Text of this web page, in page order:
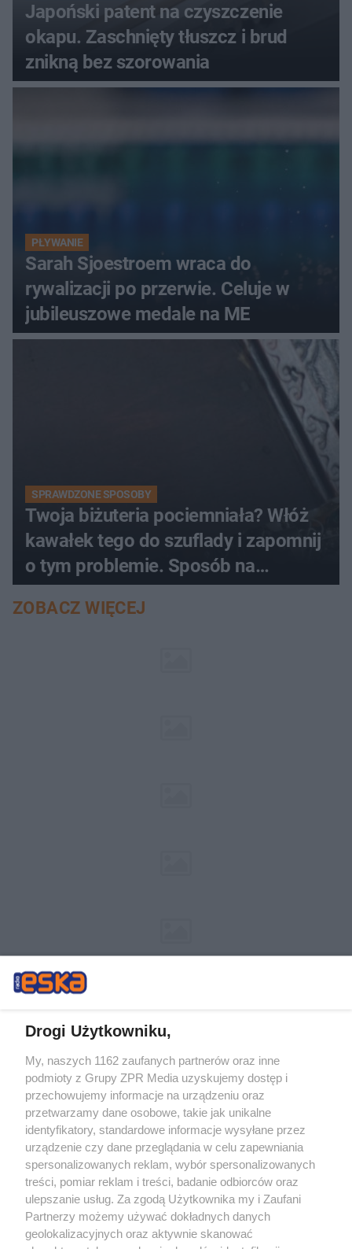
Japoński patent na czyszczenie
okapu. Zaschnięty tłuszcz i brud
znikną bez szorowania
PŁYWANIE
Sarah Sjoestroem wraca do
rywalizacji po przerwie. Celuje w
jubileuszowe medale na ME
SPRAWDZONE SPOSOBY
Twoja biżuteria pociemniała? Włóż
kawałek tego do szuflady i zapomnij
o tym problemie. Sposób na
pociemniałą biżuterię
ZOBACZ WIĘCEJ
Żaden utwór zamieszczony w serwisie nie może być powielany i
rozpowszechniany lub dalej rozpowszechniany w jakikolwiek sposób (w
tym także elektroniczny lub mechaniczny) na jakimkolwiek polu
eksploatacji w jakiejkolwiek formie, włącznie z umieszczaniem w Internecie
bez pisemnej zgody właściciela praw. Jakiekolwiek użycie lub
wykorzystanie utworów w całości lub w części z naruszeniem prawa, tzn.
bez właściwej zgody, jest zabronione pod groźbą kary i może być ścigane
prawnie.
Drogi Użytkowniku,
My, naszych 1162 zaufanych partnerów oraz inne
podmioty z Grupy ZPR Media uzyskujemy dostęp i
przechowujemy informacje na urządzeniu oraz
przetwarzamy dane osobowe, takie jak unikalne
identyfikatory, standardowe informacje wysyłane przez
urządzenie czy dane przeglądania w celu zapewniania
spersonalizowanych reklam, wybór spersonalizowanych
treści, pomiar reklam i treści, badanie odbiorców oraz
ulepszanie usług. Za zgodą Użytkownika my i Zaufani
Partnerzy możemy używać dokładnych danych
geolokalizacyjnych oraz aktywnie skanować